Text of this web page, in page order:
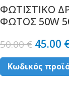
ΦΩΤΙΣΤΙΚΟ
ΦΩΤΟΣ 50W
50.00€ 45.00
Κωδικός